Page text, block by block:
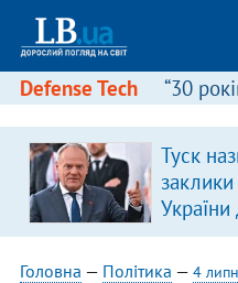
Defense Tech “30
Туск
України
риторику
Головна — Політика — 4